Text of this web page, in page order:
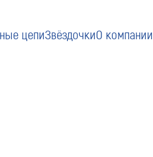
цепиЗвёздочкиО компании